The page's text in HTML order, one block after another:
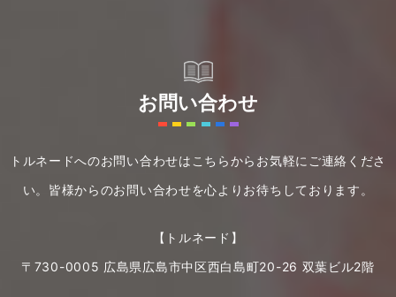
お問い合わせ
トルネードへのお問い合わせはこちらからお気軽にご連絡くださ
い。 皆様からのお問い合わせを心よりお待ちしております。
【トルネード】
〒730-0005 広島県広島市中区西白島町20-26 双葉ビル2階